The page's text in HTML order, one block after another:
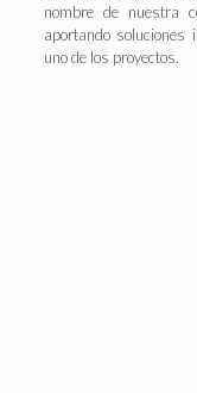
nombre de nuestra
aportando soluciones
uno de los proyectos.